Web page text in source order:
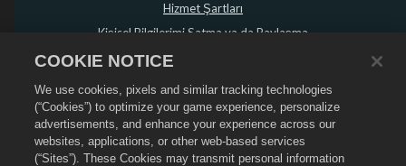
Hizmet Şartları
Kişisel Bilgilerimi Satma ya da Paylaşma
Para İadesi Politikası
Mağaza Desteği
Oyun Desteği
Çerez Ayarları
COOKIE NOTICE
We use cookies, pixels and similar tracking technologies
(“Cookies”) to optimize your game experience, personalize
advertisements, and enhance your experience across our
websites, applications, or other web-based services
(“Sites”). These Cookies may transmit personal information